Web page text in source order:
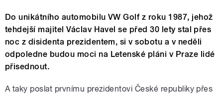
Do unikátního automobilu VW Golf z roku 1987, jehož
tehdejší majitel Václav Havel se před 30 lety stal přes
noc z disidenta prezidentem, si v sobotu a v neděli
odpoledne budou moci na Letenské pláni v Praze lidé
přisednout.
A taky poslat prvnímu prezidentovi České republiky přes